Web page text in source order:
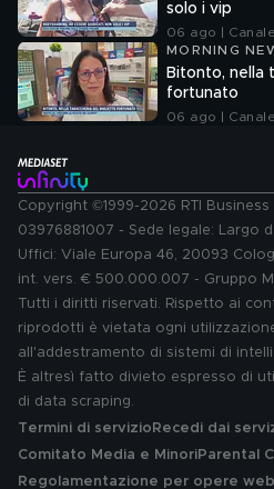
solo i vip
06 ago |
MORNING
Bitonto, nella
fortunato
06 ago |
Copyright ©1999-2026 RTI Business
03976881007 - Sede legale: Largo
Uffici: Viale Europa 46, 20093
int. vers. € 500.000.007 - Gruppo
Tutti i diritti riservati. Rispetto ai
riprodotti è vietata ogni
all'addestramento di sistemi di
È altresì fatto divieto espresso di
di data scraping.
Termini di servizio Recedi dai
Comitato Media e MinoriParental
Regolamentazione per opere web